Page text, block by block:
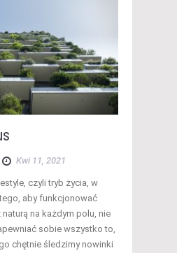
Kwi 11, 2021
czyli tryb życia, w
aby funkcjonować
na każdym polu, nie
sobie wszystko to,
chętnie śledzimy nowinki